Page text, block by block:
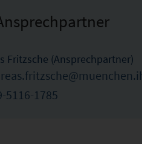
Fritzsche (Ansprechpartner)
5116-1785